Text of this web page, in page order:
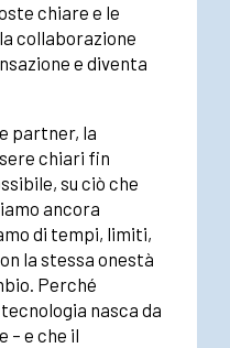
chiare e le
collaborazione
e diventa
partner, la
chiari fin
su ciò che
ancora
di tempi, limiti,
la stessa onestà
Perché
nasca da
– e che il